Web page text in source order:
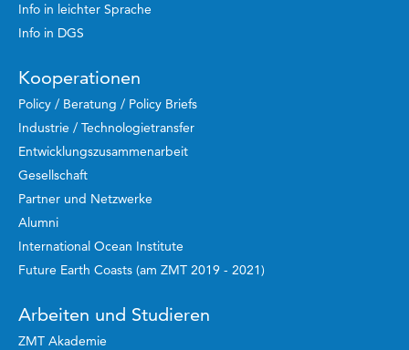
Info in leichter Sprache
Info in DGS
Kooperationen
Policy / Beratung / Policy Briefs
Industrie / Technologietransfer
Entwicklungszusammenarbeit
Gesellschaft
Partner und Netzwerke
Alumni
International Ocean Institute
Future Earth Coasts (am ZMT 2019 - 2021)
Arbeiten und Studieren
ZMT Akademie